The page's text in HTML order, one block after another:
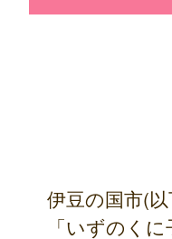
伊豆の国市(
「いずのく